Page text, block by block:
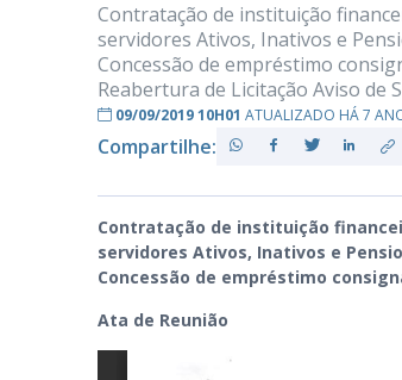
Contratação de instituição
servidores Ativos, Inativos e
Concessão de empréstimo
Reabertura de Licitação Aviso de
09/09/2019 10H01 ATUALIZADO HÁ 7
Compartilhe:
Contratação de instituição
servidores Ativos, Inativos e
Concessão de empréstimo
Ata de Reunião